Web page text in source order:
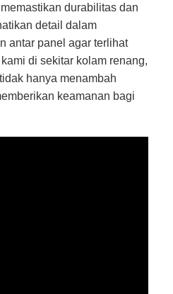
durabilitas dan
detail dalam
antar panel agar terlihat
di sekitar kolam renang,
hanya menambah
keamanan bagi